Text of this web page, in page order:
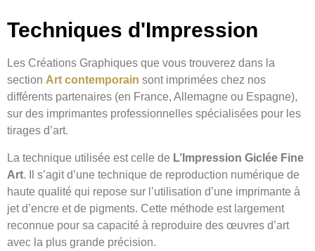
Techniques d'Impression
Les Créations Graphiques que vous trouverez dans la
section Art contemporain sont imprimées chez nos
différents partenaires (en France, Allemagne ou Espagne),
sur des imprimantes professionnelles spécialisées pour les
tirages d’art.
La technique utilisée est celle de L’Impression Giclée Fine
Art. Il s’agit d’une technique de reproduction numérique de
haute qualité qui repose sur l’utilisation d’une imprimante à
jet d’encre et de pigments. Cette méthode est largement
reconnue pour sa capacité à reproduire des œuvres d’art
avec la plus grande précision.